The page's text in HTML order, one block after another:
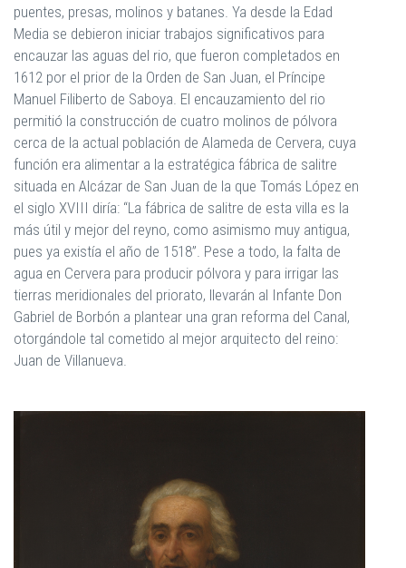
puentes, presas, molinos y batanes. Ya desde la Edad
Media se debieron iniciar trabajos significativos para
encauzar las aguas del rio, que fueron completados en
1612 por el prior de la Orden de San Juan, el Príncipe
Manuel Filiberto de Saboya. El encauzamiento del rio
permitió la construcción de cuatro molinos de pólvora
cerca de la actual población de Alameda de Cervera, cuya
función era alimentar a la estratégica fábrica de salitre
situada en Alcázar de San Juan de la que Tomás López en
el siglo XVIII diría: “La fábrica de salitre de esta villa es la
más útil y mejor del reyno, como asimismo muy antigua,
pues ya existía el año de 1518”. Pese a todo, la falta de
agua en Cervera para producir pólvora y para irrigar las
tierras meridionales del priorato, llevarán al Infante Don
Gabriel de Borbón a plantear una gran reforma del Canal,
otorgándole tal cometido al mejor arquitecto del reino:
Juan de Villanueva.